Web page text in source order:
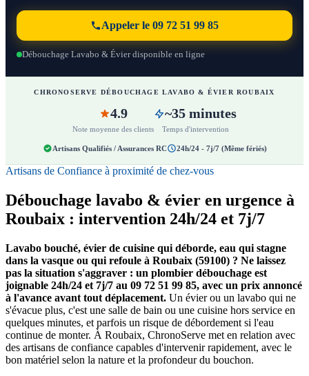
Appeler le 09 72 51 99 85
Débouchage Lavabo & Évier disponible en ligne
CHRONOSERVE DÉBOUCHAGE LAVABO & ÉVIER ROUBAIX
4.9
Note moyenne des clients
~35 minutes
Temps d'intervention
Artisans Qualifiés / Assurances RC 24h/24 - 7j/7 (Même fériés)
Artisans de Confiance à proximité de chez-vous
Débouchage lavabo & évier en urgence à
Roubaix : intervention 24h/24 et 7j/7
Lavabo bouché, évier de cuisine qui déborde, eau qui stagne
dans la vasque ou qui refoule à Roubaix (59100) ? Ne laissez
pas la situation s'aggraver : un plombier débouchage est
joignable 24h/24 et 7j/7 au 09 72 51 99 85, avec un prix annoncé
à l'avance avant tout déplacement. Un évier ou un lavabo qui ne
s'évacue plus, c'est une salle de bain ou une cuisine hors service en
quelques minutes, et parfois un risque de débordement si l'eau
continue de monter. À Roubaix, ChronoServe met en relation avec
des artisans de confiance capables d'intervenir rapidement, avec le
bon matériel selon la nature et la profondeur du bouchon.